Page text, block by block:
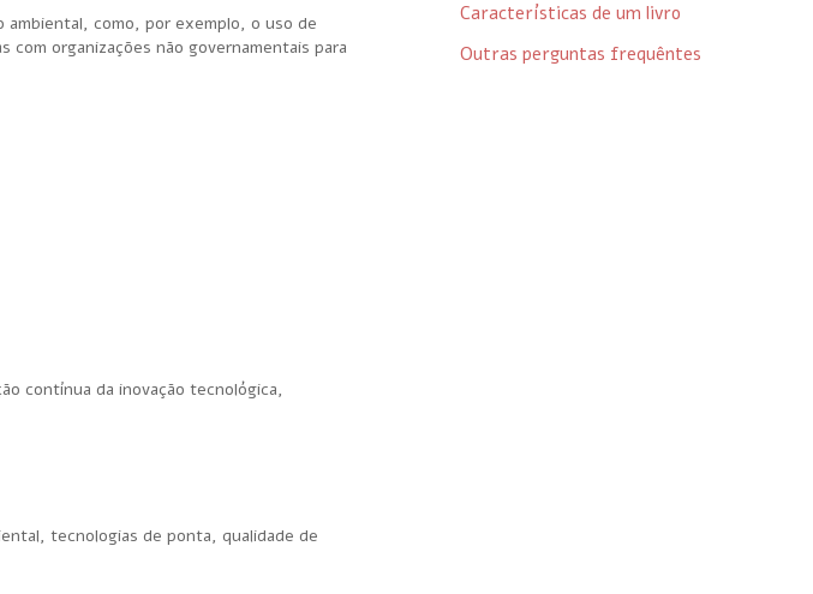
como, por exemplo, o uso de
organizações não governamentais para
contínua da inovação tecnológica,
tecnologias de ponta, qualidade de
Características de um livro
Outras perguntas frequêntes